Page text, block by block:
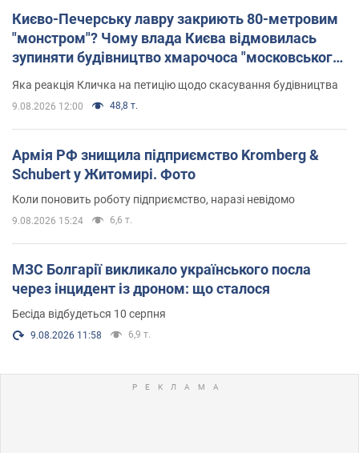
Києво-Печерську лавру закриють 80-метровим
"монстром"? Чому влада Києва відмовилась
зупиняти будівництво хмарочоса "московського
вірянина"
Яка реакція Кличка на петицію щодо скасування будівництва
9.08.2026 12:00 48,8 т.
Армія РФ знищила підприємство Kromberg &
Schubert у Житомирі. Фото
Коли поновить роботу підприємство, наразі невідомо
9.08.2026 15:24 6,6 т.
МЗС Болгарії викликало українського посла
через інцидент із дроном: що сталося
Бесіда відбудеться 10 серпня
9.08.2026 11:58 6,9 т.